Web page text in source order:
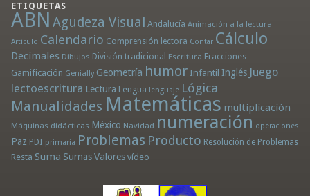
ETIQUETAS
ABN Agudeza Visual Andalucía Animación a la lectura
Artículo Calendario Comprensión lectora Contar Cálculo
Decimales Dibujos División tradicional Escritura Fracciones
Gamificación Genially Geometría humor Infantil Inglés Juego
lectoescritura Lectura Lengua lenguaje Lógica
Manualidades Matemáticas multiplicación
Máquinas didácticas México Navidad numeración operaciones
Paz PDI primaria Problemas Producto Resolución de Problemas
Resta Suma Sumas Valores vídeo